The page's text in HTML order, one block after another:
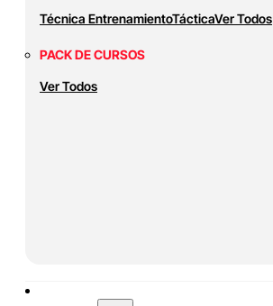
Técnica EntrenamientoTácticaVer Todos
PACK DE CURSOS
Ver Todos